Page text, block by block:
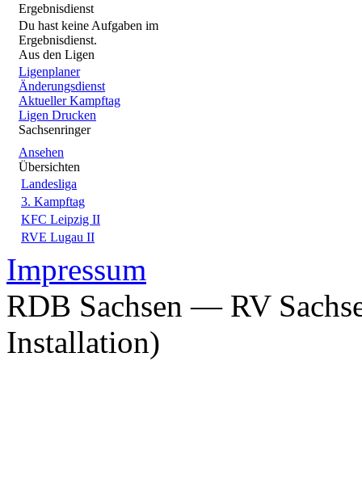
Ergebnisdienst
Du hast keine Aufgaben im
Ergebnisdienst.
Aus den Ligen
Ligenplaner
Änderungsdienst
Aktueller Kampftag
Ligen Drucken
Sachsenringer
Ansehen
Übersichten
Landesliga
3. Kampftag
KFC Leipzig II
RVE Lugau II
Impressum
RDB Sachsen — RV
Installation)